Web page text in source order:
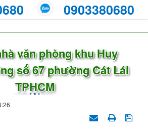
0903380680
văn phòng khu Huy
số 67 phường Cát Lái
TPHCM